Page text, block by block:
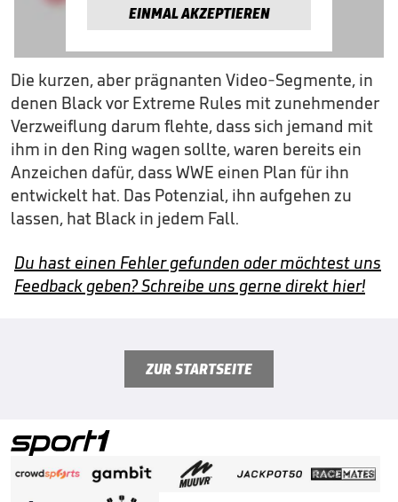
EINMAL AKZEPTIEREN
Die kurzen, aber prägnanten Video-Segmente, in
denen Black vor Extreme Rules mit zunehmender
Verzweiflung darum flehte, dass sich jemand mit
ihm in den Ring wagen sollte, waren bereits ein
Anzeichen dafür, dass WWE einen Plan für ihn
entwickelt hat. Das Potenzial, ihn aufgehen zu
lassen, hat Black in jedem Fall.
Du hast einen Fehler gefunden oder möchtest uns
Feedback geben? Schreibe uns gerne direkt hier!
ZUR STARTSEITE